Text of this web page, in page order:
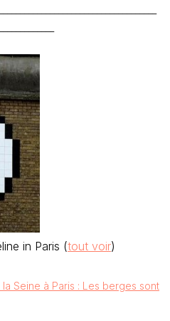
in Paris (tout voir)
Seine à Paris : Les berges sont